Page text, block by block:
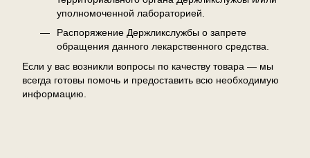
уполномоченной лабораторией.
Распоряжение Держликслужбы о запрете
обращения данного лекарственного средства.
Если у вас возникли вопросы по качеству товара — мы
всегда готовы помочь и предоставить всю необходимую
информацию.